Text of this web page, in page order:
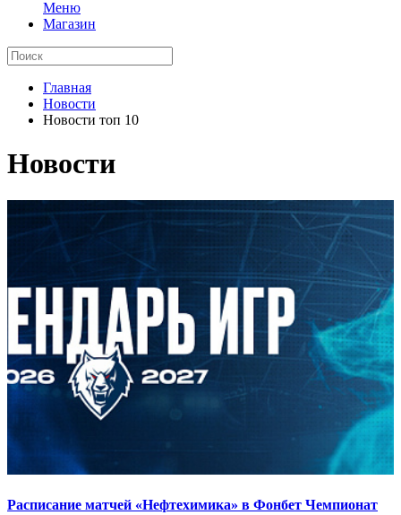
Меню
Магазин
Главная
Новости
Новости топ 10
Новости
Расписание матчей «Нефтехимика» в Фонбет Чемпионат